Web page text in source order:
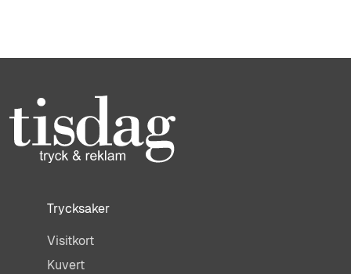
Trycksaker
Visitkort
Kuvert